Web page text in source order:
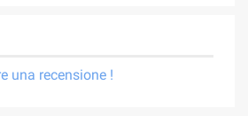
una recensione !